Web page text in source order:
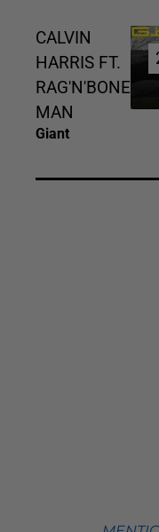
CALVIN
HARRIS FT.
RAG'N'BONE
MAN
Giant